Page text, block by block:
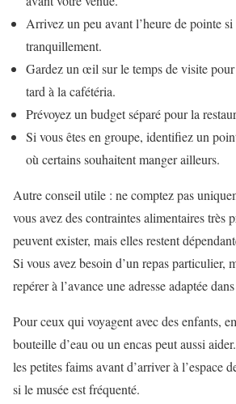
Arrivez un peu avant l’heure de pointe
tranquillement.
Gardez un œil sur le temps de visite
tard à la cafétéria.
Prévoyez un budget séparé pour la
Si vous êtes en groupe, identifiez un
où certains souhaitent manger ailleurs.
Autre conseil utile : ne comptez pas
vous avez des contraintes alimentaires très
peuvent exister, mais elles restent
Si vous avez besoin d’un repas particulier,
repérer à l’avance une adresse adaptée
Pour ceux qui voyagent avec des enfants,
bouteille d’eau ou un encas peut aussi
les petites faims avant d’arriver à l’espace
si le musée est fréquenté.